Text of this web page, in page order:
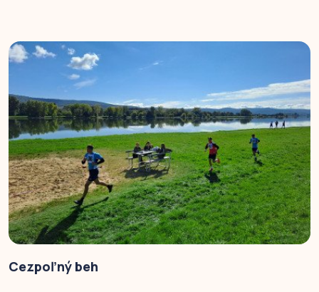
Cezpoľný beh